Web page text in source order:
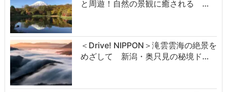
と周遊！自然の景観に癒される …
＜Drive! NIPPON＞滝雲雲海の絶景を
めざして 新潟・奥只見の秘境ド…